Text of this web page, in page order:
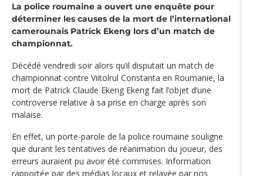
La police roumaine a ouvert une enquête pour
déterminer les causes de la mort de l’international
camerounais Patrick Ekeng lors d’un match de
championnat.
Décédé vendredi soir alors qu’il disputait un match de
championnat contre Viitolrul Constanta en Roumanie, la
mort de Patrick Claude Ekeng Ekeng fait l’objet d’une
controverse relative à sa prise en charge après son
malaise.
En effet, un porte-parole de la police roumaine souligne
que durant les tentatives de réanimation du joueur, des
erreurs auraient pu avoir été commises. Information
rapportée par des médias locaux et relayée par nos